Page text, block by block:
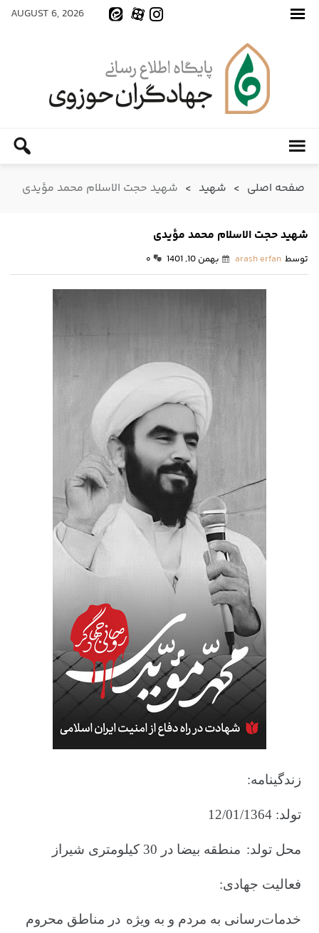
AUGUST 6, 2026
صفحه اصلی > شهید > شهید حجت الاسلام محمد مؤیدی
شهید حجت الاسلام محمد مؤیدی
توسط arash erfan بهمن 10, 1401 ۰
زندگینامه:
تولد: 12/01/1364
محل تولد: منطقه بیضا در ‌30 کیلومتری شیراز
فعالیت جهادی:
خدمات‌رسانی به مردم و به ویژه در مناطق محروم